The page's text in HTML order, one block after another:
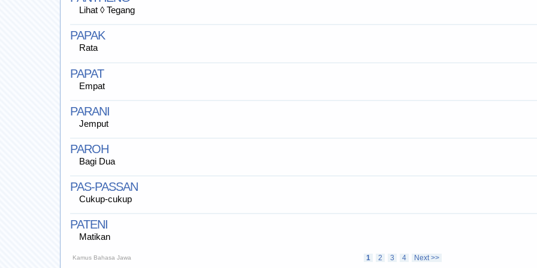
Lihat ◊ Tegang
PAPAK
Rata
PAPAT
Empat
PARANI
Jemput
PAROH
Bagi Dua
PAS-PASSAN
Cukup-cukup
PATENI
Matikan
Kamus Bahasa Jawa 1 2 3 4 Next >>